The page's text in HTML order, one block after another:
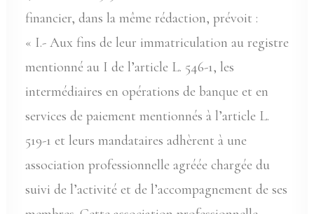
financier, dans la même rédaction, prévoit :
« I.- Aux fins de leur immatriculation au registre
mentionné au I de l’article L. 546-1, les
intermédiaires en opérations de banque et en
services de paiement mentionnés à l’article L.
519-1 et leurs mandataires adhèrent à une
association professionnelle agréée chargée du
suivi de l’activité et de l’accompagnement de ses